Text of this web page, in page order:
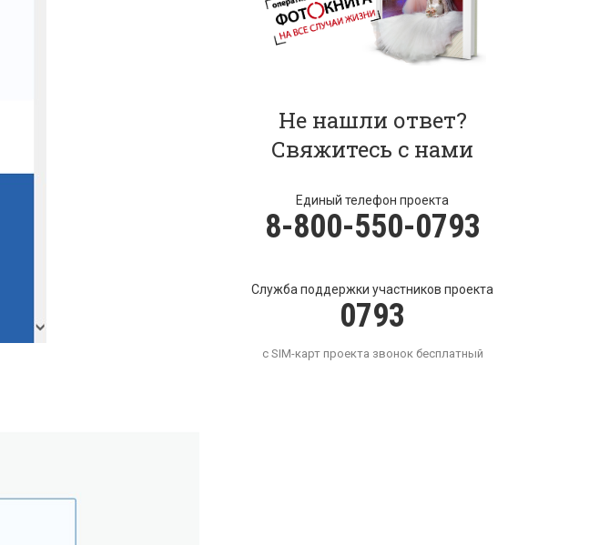
Не нашли ответ?
Свяжитесь с нами
Единый телефон проекта
8-800-550-0793
Служба поддержки участников проекта
0793
с SIM-карт проекта звонок бесплатный